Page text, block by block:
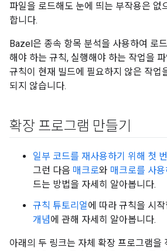
파일을 로드해도 눈에 띄는 부작용은 없
합니다.
Bazel은 종속 항목 분석을 사용하여 로
해야 하는 규칙, 실행해야 하는 작업을
규칙이 현재 빌드에 필요하지 않은 작업
되지 않습니다.
확장 프로그램 만들기
일부 코드를 재사용하기 위해 첫
그런 다음 매크로와 매크로를 사
드는 방법을 자세히 알아봅니다.
규칙 튜토리얼에 따라 규칙을 시
개념에 관해 자세히 알아봅니다.
아래의 두 링크는 자체 확장 프로그램을